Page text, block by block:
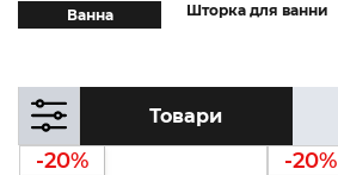
Ванна Шторка для ванни
Товари
-20% -20%